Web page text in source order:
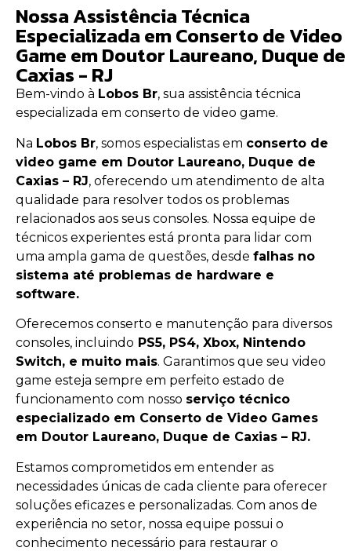
Nossa Assistência Técnica
Especializada em Conserto de Video
Game em Doutor Laureano, Duque de
Caxias - RJ
Bem-vindo à Lobos Br, sua assistência técnica
especializada em conserto de video game.
Na Lobos Br, somos especialistas em conserto de
video game em Doutor Laureano, Duque de
Caxias – RJ, oferecendo um atendimento de alta
qualidade para resolver todos os problemas
relacionados aos seus consoles. Nossa equipe de
técnicos experientes está pronta para lidar com
uma ampla gama de questões, desde falhas no
sistema até problemas de hardware e
software.
Oferecemos conserto e manutenção para diversos
consoles, incluindo PS5, PS4, Xbox, Nintendo
Switch, e muito mais. Garantimos que seu video
game esteja sempre em perfeito estado de
funcionamento com nosso serviço técnico
especializado em Conserto de Video Games
em Doutor Laureano, Duque de Caxias – RJ.
Estamos comprometidos em entender as
necessidades únicas de cada cliente para oferecer
soluções eficazes e personalizadas. Com anos de
experiência no setor, nossa equipe possui o
conhecimento necessário para restaurar o